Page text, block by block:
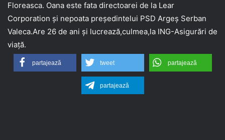
Floreasca. Oana este fata directoarei de la Lear
Corporation și nepoata președintelui PSD Argeș Serban
Valeca.Are 26 de ani și lucrează,culmea,la ING-Asigurări de
viață.
partajează tweet partajează
partajează